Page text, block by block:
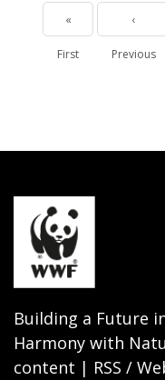
Pagination First
page
«
First
‹
Previous
Building a Future
Harmony with
content | RSS /